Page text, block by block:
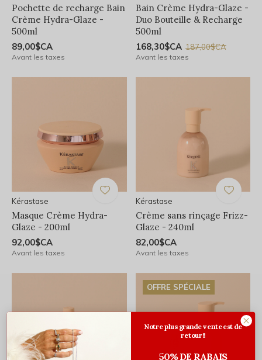
Pochette de recharge Bain
Crème Hydra-Glaze -
500ml
89,00$CA
Avant les taxes
Bain Crème Hydra-Glaze -
Duo Bouteille & Recharge
500ml
168,30$CA 187,00$CA
Avant les taxes
Kérastase
Masque Crème Hydra-
Glaze - 200ml
92,00$CA
Avant les taxes
Kérastase
Crème sans rinçage Frizz-
Glaze - 240ml
82,00$CA
Avant les taxes
OFFRE SPÉCIALE
Notre plus grande vente est de
retour!!
50% DE RABAIS